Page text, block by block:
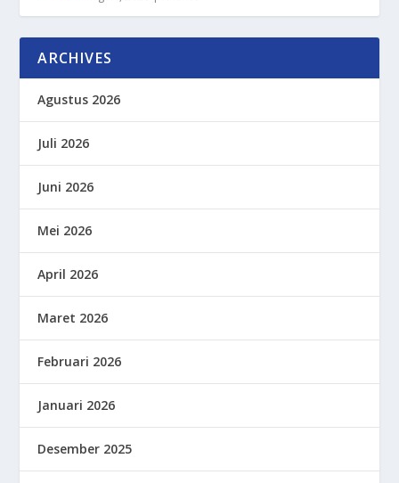
ARCHIVES
Agustus 2026
Juli 2026
Juni 2026
Mei 2026
April 2026
Maret 2026
Februari 2026
Januari 2026
Desember 2025